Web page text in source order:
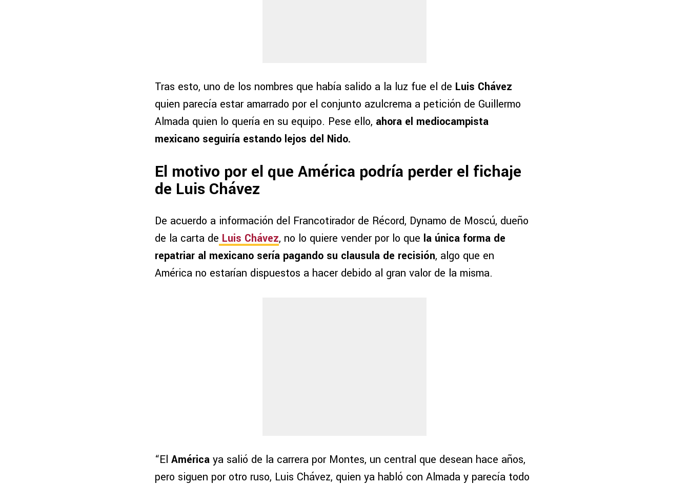
Tras esto, uno de los nombres que había salido a la luz fue el de Luis Chávez
quien parecía estar amarrado por el conjunto azulcrema a petición de Guillermo
Almada quien lo quería en su equipo. Pese ello, ahora el mediocampista
mexicano seguiría estando lejos del Nido.
El motivo por el que América podría perder el fichaje
de Luis Chávez
De acuerdo a información del Francotirador de Récord, Dynamo de Moscú, dueño
de la carta de Luis Chávez, no lo quiere vender por lo que la única forma de
repatriar al mexicano sería pagando su clausula de recisión, algo que en
América no estarían dispuestos a hacer debido al gran valor de la misma.
“El América ya salió de la carrera por Montes, un central que desean hace años,
pero siguen por otro ruso, Luis Chávez, quien ya habló con Almada y parecía todo